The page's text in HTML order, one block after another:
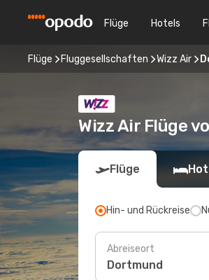
Flüge Hotels
Flüge Fluggesellschaften Wizz Air
Wizz Air Flüge
Flüge
Hin- und Rückreise
Abreiseort